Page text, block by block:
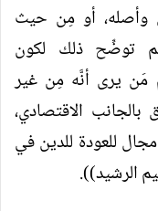
وأصله، أو مِن حيث
لم توضِّح ذلك لكون
مَن يرى أنَّه مِن غير
الاقتصادي،
للعودة للدين في
الرشيد)).